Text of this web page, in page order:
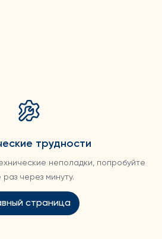
трудности
неполадки, попробуйте
через минуту.
страница